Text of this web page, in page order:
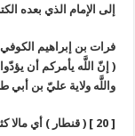
إلى الإمام الذي بعده
فرات بن إبراهيم
( إنّ اللَّه يأمركم أن
واللَّه ولاية عليّ بن أبي
[ 20 ] ( قنطار ) أي مالا كثيرا .